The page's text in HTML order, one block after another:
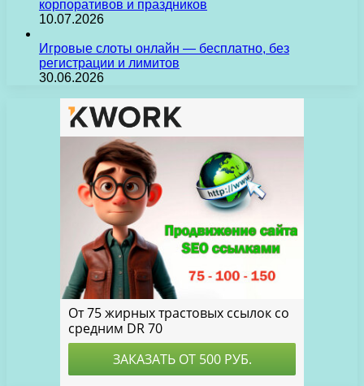
корпоративов и праздников
10.07.2026
Игровые слоты онлайн — бесплатно, без
регистрации и лимитов
30.06.2026